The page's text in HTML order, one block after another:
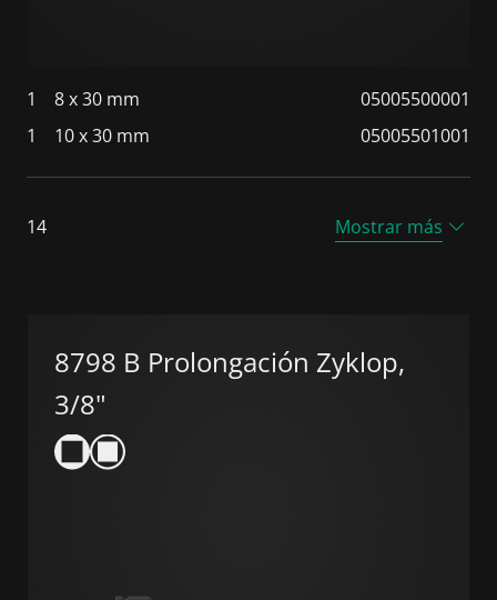
1 8 x 30 mm
05005500001
1
10 x 30 mm 05005501001
14 Mostrar más
8798 B Prolongación Zyklop,
3/8"